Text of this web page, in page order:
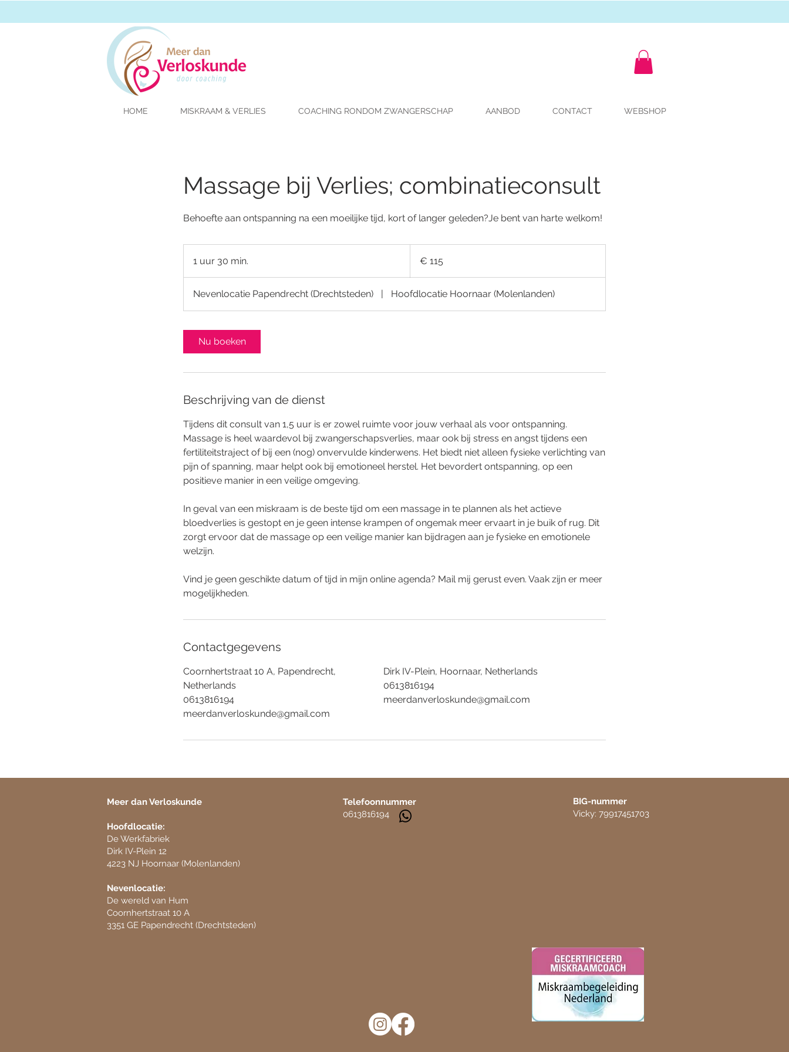
HOME MISKRAAM & VERLIES COACHING RONDOM ZWANGERSCHAP AANBOD CONTACT WEBSHOP
Massage bij Verlies; combinatieconsult
Behoefte aan ontspanning na een moeilijke tijd, kort of langer geleden?Je bent van harte welkom!
1 uur 30 min.
u
u
m
.
€ 115
Nevenlocatie Papendrecht (Drechtsteden) | Hoofdlocatie Hoornaar (Molenlanden)
Nu boeken
Beschrijving van de dienst
Tijdens dit consult van 1,5 uur is er zowel ruimte voor jouw verhaal als voor ontspanning.
Massage is heel waardevol bij zwangerschapsverlies, maar ook bij stress en angst tijdens een
fertiliteitstraject of bij een (nog) onvervulde kinderwens. Het biedt niet alleen fysieke verlichting van
pijn of spanning, maar helpt ook bij emotioneel herstel. Het bevordert ontspanning, op een
positieve manier in een veilige omgeving.
In geval van een miskraam is de beste tijd om een massage in te plannen als het actieve
bloedverlies is gestopt en je geen intense krampen of ongemak meer ervaart in je buik of rug. Dit
zorgt ervoor dat de massage op een veilige manier kan bijdragen aan je fysieke en emotionele
welzijn.
Vind je geen geschikte datum of tijd in mijn online agenda? Mail mij gerust even. Vaak zijn er meer
mogelijkheden.
Contactgegevens
Coornhertstraat 10 A, Papendrecht,
Netherlands
0613816194
meerdanverloskunde@gmail.com
Dirk IV-Plein, Hoornaar, Netherlands
0613816194
meerdanverloskunde@gmail.com
Meer dan Verloskunde
Hoofdlocatie:
De Werkfabriek
Dirk IV-Plein 12
​4223 NJ Hoornaar (Molenlanden)
Nevenlocatie:
De wereld van Hum
Coornhertstraat 10 A
3351 GE Papendrecht (Drechtsteden)
Telefoonnummer
0613816194
BIG-nummer
Vicky: 79917451703